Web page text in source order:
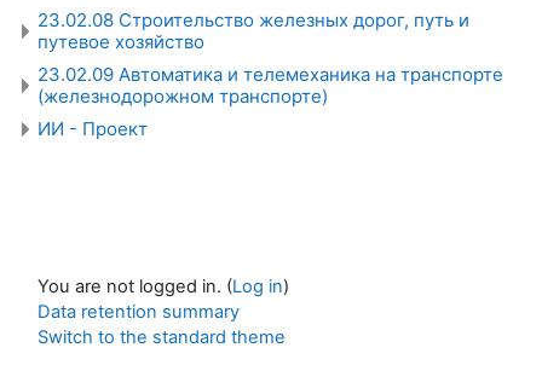
23.02.08 Строительство железных дорог, путь и
путевое хозяйство
23.02.09 Автоматика и телемеханика на транспорте
(железнодорожном транспорте)
ИИ - Проект
You are not logged in. (Log in)
Data retention summary
Switch to the standard theme